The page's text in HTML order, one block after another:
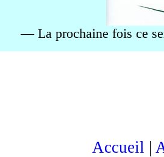
— La prochaine fois ce
Accueil |